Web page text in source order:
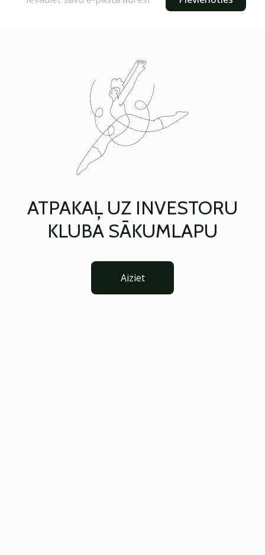
ATPAKAĻ UZ INVESTORU
KLUBA SĀKUMLAPU
Aiziet